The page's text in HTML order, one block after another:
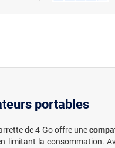
portables
de 4 Go offre une
limitant la consommation.